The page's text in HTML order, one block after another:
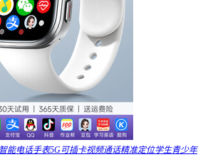
能电话手表5G可插卡视频通话精准定位学生青少年